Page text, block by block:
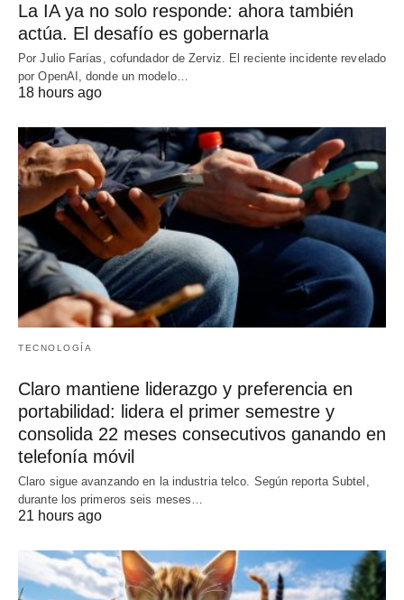
La IA ya no solo responde: ahora también
actúa. El desafío es gobernarla
Por Julio Farías, cofundador de Zerviz. El reciente incidente revelado
por OpenAI, donde un modelo…
18 hours ago
TECNOLOGÍA
Claro mantiene liderazgo y preferencia en
portabilidad: lidera el primer semestre y
consolida 22 meses consecutivos ganando en
telefonía móvil
Claro sigue avanzando en la industria telco. Según reporta Subtel,
durante los primeros seis meses…
21 hours ago